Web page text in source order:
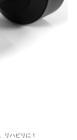
リハビリに！